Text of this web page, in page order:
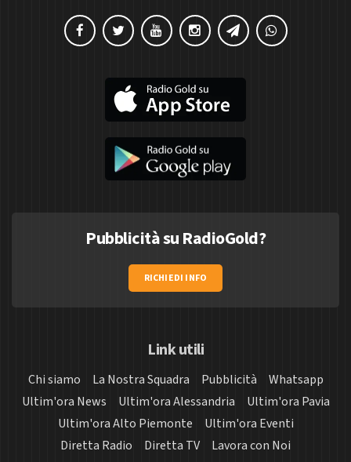
Pubblicità su RadioGold?
RICHIEDI INFO
Link utili
Chi siamo La Nostra Squadra Pubblicità
Whatsapp
Ultim'ora News
Ultim'ora Alessandria
Ultim'ora Pavia
Ultim'ora Alto Piemonte
Ultim'ora Eventi
Diretta Radio
Diretta TV Lavora con Noi